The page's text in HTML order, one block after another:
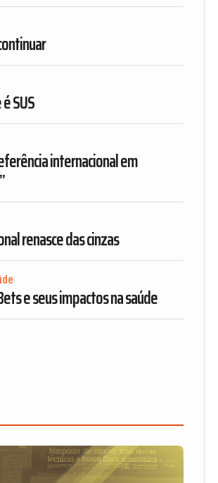
SUS
internacional em
renasce das cinzas
e seus impactos na saúde